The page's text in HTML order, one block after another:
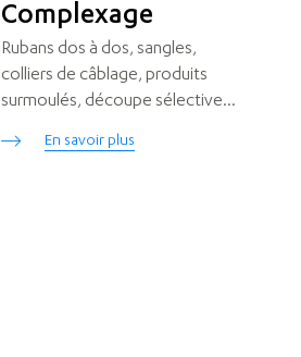
Complexage
Rubans dos à dos, sangles,
colliers de câblage, produits
surmoulés, découpe sélective...
En savoir plus